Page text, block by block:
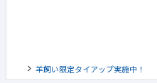
羊飼い限定タイアップ実施中！